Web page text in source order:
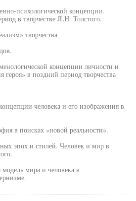
психологической концепции.
в творчестве JLH. Толстого.
творчества
концепции личности и
в поздний период творчества
человека и его изображения в
в поисках «новой реальности».
эпох и стилей. Человек и мир в
мира и человека в